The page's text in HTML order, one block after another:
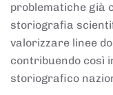
problematiche già
storiografia
valorizzare linee
contribuendo così
storiografico